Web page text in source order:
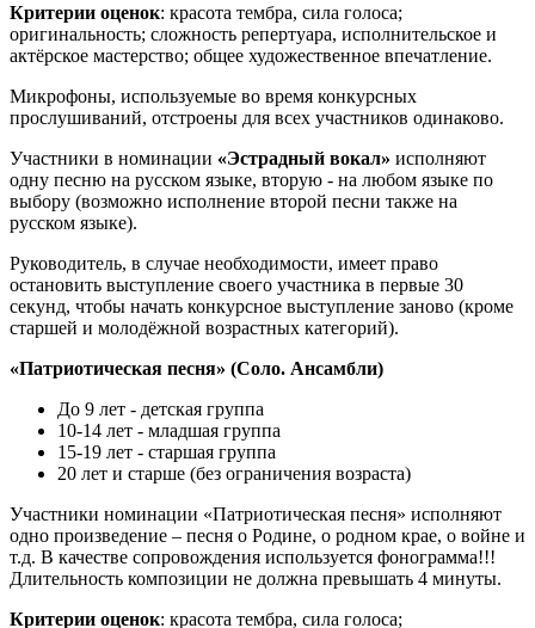
Критерии оценок: красота тембра, сила голоса;
оригинальность; сложность репертуара, исполнительское и
актёрское мастерство; общее художественное впечатление.
Микрофоны, используемые во время конкурсных
прослушиваний, отстроены для всех участников одинаково.
Участники в номинации «Эстрадный вокал» исполняют
одну песню на русском языке, вторую - на любом языке по
выбору (возможно исполнение второй песни также на
русском языке).
Руководитель, в случае необходимости, имеет право
остановить выступление своего участника в первые 30
секунд, чтобы начать конкурсное выступление заново (кроме
старшей и молодёжной возрастных категорий).
«Патриотическая песня» (Соло. Ансамбли)
До 9 лет - детская группа
10-14 лет - младшая группа
15-19 лет - старшая группа
20 лет и старше (без ограничения возраста)
Участники номинации «Патриотическая песня» исполняют
одно произведение – песня о Родине, о родном крае, о войне и
т.д. В качестве сопровождения используется фонограмма!!!
Длительность композиции не должна превышать 4 минуты.
Критерии оценок: красота тембра, сила голоса;